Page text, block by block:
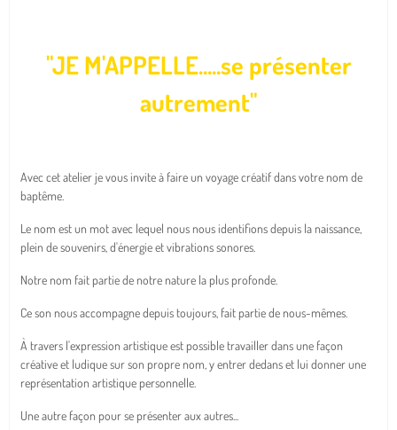
"JE M'APPELLE.....se présenter
autrement"
Avec cet atelier je vous invite à faire un voyage créatif dans votre nom de
baptême.
Le nom est un mot avec lequel nous nous identifions depuis la naissance,
plein de souvenirs, d'énergie et vibrations sonores.
Notre nom fait partie de notre nature la plus profonde.
Ce son nous accompagne depuis toujours, fait partie de nous-mêmes.
À travers l'expression artistique est possible travailler dans une façon
créative et ludique sur son propre nom, y entrer dedans et lui donner une
représentation artistique personnelle.
Une autre façon pour se présenter aux autres...